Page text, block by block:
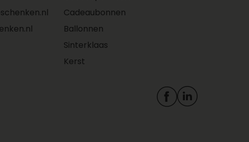
automatisch opgeslagen
in jouw persoonlijke
makkelijk een
herhaalbestelling
profiteer je ook van deze
voordelen met een Zakelijk
Cadeaubonnen
Ballonnen
Sinterklaas
Kerst